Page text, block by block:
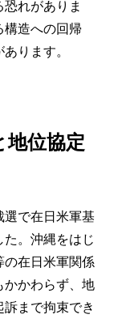
れがありま
造への回帰
ります。
地位協定
で在日米軍基
。沖縄をはじ
在日米軍関係
かわらず、地
まで拘束でき